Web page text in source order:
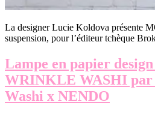
La designer Lucie Koldova présente
suspension, pour l’éditeur tchèque
Lampe en papier
WRINKLE WASHI par
Washi‏ x NENDO